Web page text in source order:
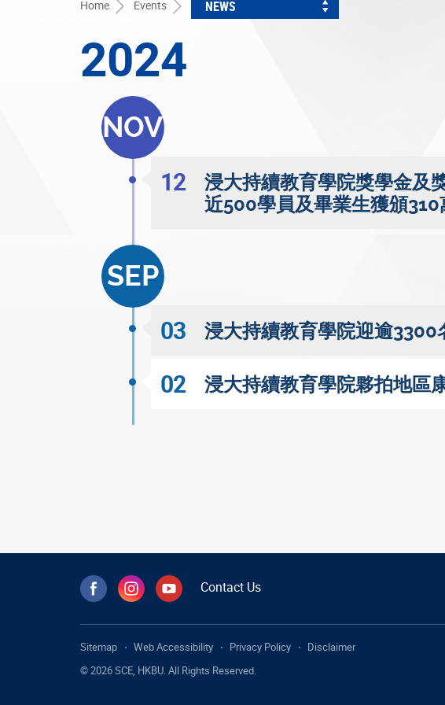
Home Events NEWS
2024
NOV
12
浸大持續教育學院獎學金及
近500學員及畢業生獲頒
SEP
03 浸大持續教育學院迎逾
02 浸大持續教育學院夥拍地區
Contact Us
Sitemap Web Accessibility Privacy Policy
Disclaimer
© 2026 SCE, HKBU. All Rights Reserved.